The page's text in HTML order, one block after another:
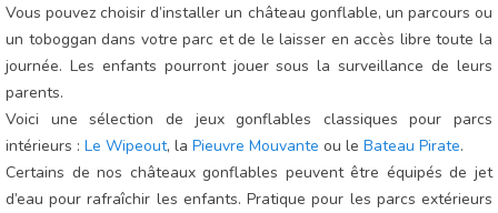
Vous pouvez choisir d’installer un château gonflable, un parcours ou
un toboggan dans votre parc et de le laisser en accès libre toute la
journée. Les enfants pourront jouer sous la surveillance de leurs
parents.
Voici une sélection de jeux gonflables classiques pour parcs
intérieurs : Le Wipeout, la Pieuvre Mouvante ou le Bateau Pirate.
Certains de nos châteaux gonflables peuvent être équipés de jet
d’eau pour rafraîchir les enfants. Pratique pour les parcs extérieurs